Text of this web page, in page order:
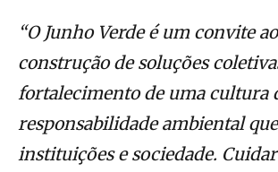
“O Junho Verde é um convite
construção de soluções
fortalecimento de uma cultura
responsabilidade ambiental
instituições e sociedade.